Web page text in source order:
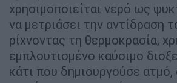
χρησιμοποιείται νερό ως
να μετριάσει την αντίδραση
ρίχνοντας τη θερμοκρασία,
εμπλουτισμένο καύσιμο
κάτι που δημιουργούσε ατμό,